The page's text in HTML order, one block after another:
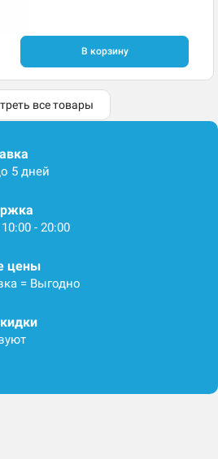
В корзину
все товары
5 дней
- 20:00
цены
= Выгодно